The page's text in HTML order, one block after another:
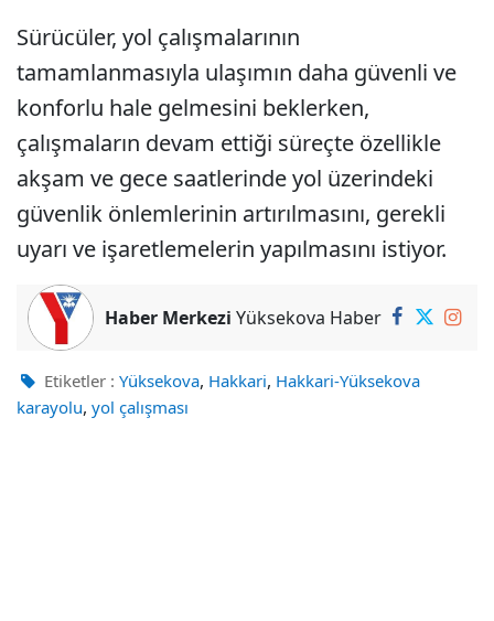
Sürücüler, yol çalışmalarının
tamamlanmasıyla ulaşımın daha güvenli ve
konforlu hale gelmesini beklerken,
çalışmaların devam ettiği süreçte özellikle
akşam ve gece saatlerinde yol üzerindeki
güvenlik önlemlerinin artırılmasını, gerekli
uyarı ve işaretlemelerin yapılmasını istiyor.
Haber Merkezi Yüksekova Haber
Etiketler : Yüksekova, Hakkari, Hakkari-Yüksekova
karayolu, yol çalışması